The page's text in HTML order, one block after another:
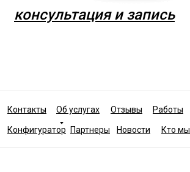
Кто мы
Конфигуратор
Отзывы
Об услугах
консультация и запись
Работы
Партнеры Новости
Контакты